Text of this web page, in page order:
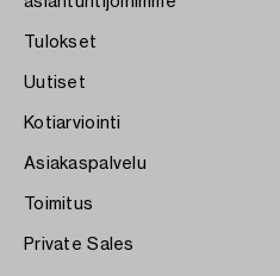
Tulokset
Uutiset
Kotiarviointi
Asiakaspalvelu
Toimitus
Private Sales